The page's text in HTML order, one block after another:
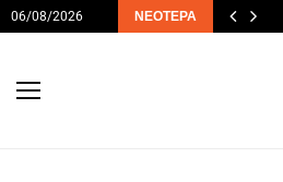
06/08/2026 ΝΕΌΤΕΡΑ